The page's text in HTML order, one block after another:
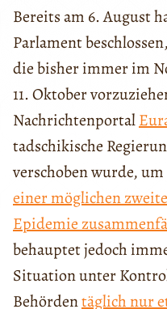
Bereits am 6. August
Parlament
die bisher immer im
11. Oktober
Nachrichtenportal
tadschikische
verschoben wurde,
einer möglichen
Epidemie
behauptet jedoch
Situation unter
Behördentäglich nur